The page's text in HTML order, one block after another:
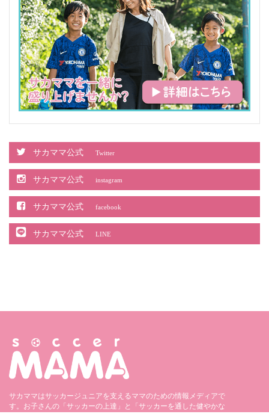
サカママ公式 Twitter
サカママ公式 instagram
サカママ公式 facebook
サカママ公式 LINE
サカママはサッカージュニアを支えるママのための情報メディアで
す。お子さんの「サッカーの上達」と「サッカーを通した健やかな